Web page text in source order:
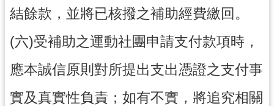
結餘款，並將已核撥之補助經費繳回。
(六)受補助之運動社團申請支付款項時，
應本誠信原則對所提出支出憑證之支付事
實及真實性負責；如有不實，將追究相關